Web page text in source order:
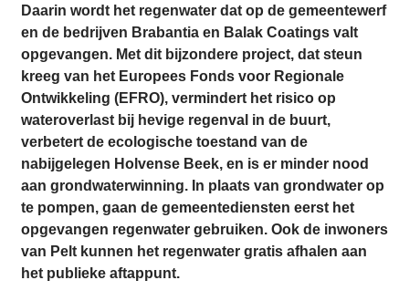
Daarin wordt het regenwater dat op de gemeentewerf
en de bedrijven Brabantia en Balak Coatings valt
opgevangen. Met dit bijzondere project, dat steun
kreeg van het Europees Fonds voor Regionale
Ontwikkeling (EFRO), vermindert het risico op
wateroverlast bij hevige regenval in de buurt,
verbetert de ecologische toestand van de
nabijgelegen Holvense Beek, en is er minder nood
aan grondwaterwinning. In plaats van grondwater op
te pompen, gaan de gemeentediensten eerst het
opgevangen regenwater gebruiken. Ook de inwoners
van Pelt kunnen het regenwater gratis afhalen aan
het publieke aftappunt.